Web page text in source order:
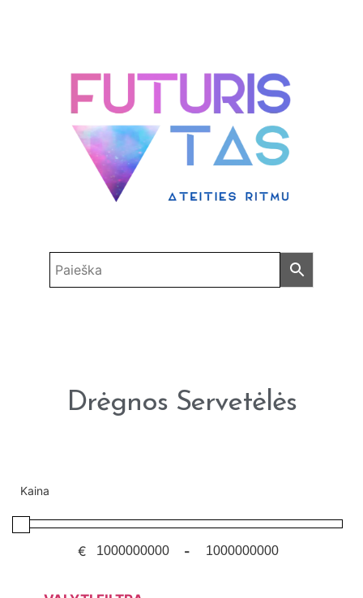
Drėgnos Servetėlės
Kaina
€ -